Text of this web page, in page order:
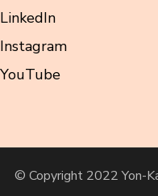
LinkedIn
Instagram
YouTube
© Copyright 2022 Yon-